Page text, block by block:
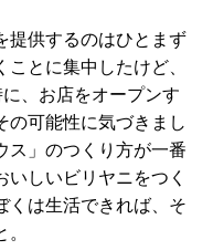
提供するのはひとまず
とに集中したけど、
、お店をオープンす
の可能性に気づきまし
ス」のつくり方が一番
しいビリヤニをつく
くは生活できれば、そ